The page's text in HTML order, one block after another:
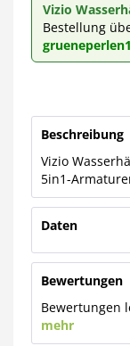
Vizio
Bestellung
Beschreibung
Vizio
5in1-
Daten
Bewertungen
Bewertungen
mehr